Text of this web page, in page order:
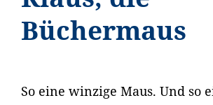
Büchermaus
So eine winzige Maus. Und so